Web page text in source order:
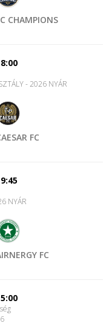
CHAMPIONS
- 2026 NYÁR
FC
NYÁR
FC